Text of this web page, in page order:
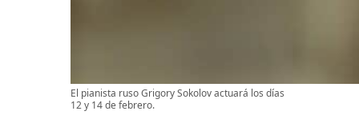
El pianista ruso Grigory Sokolov actuará los días
12 y 14 de febrero.